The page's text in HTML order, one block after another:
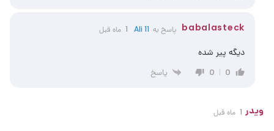
babalasteck پاسخ به Ali 11 1 ماه قبل
دیگه پیر شده
0
0 پاسخ
ویدر 1 ماه قبل